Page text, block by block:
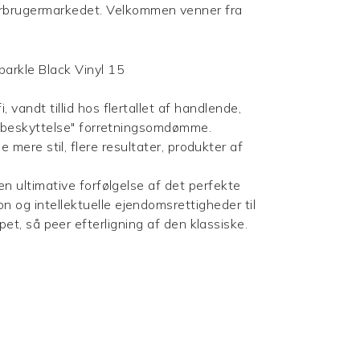
Velkommen venner fra
vandt tillid hos flertallet af handlende,
forretningsomdømme.
mere stil, flere resultater, produkter af
ultimative forfølgelse af det perfekte
og intellektuelle ejendomsrettigheder til
så peer efterligning af den klassiske.